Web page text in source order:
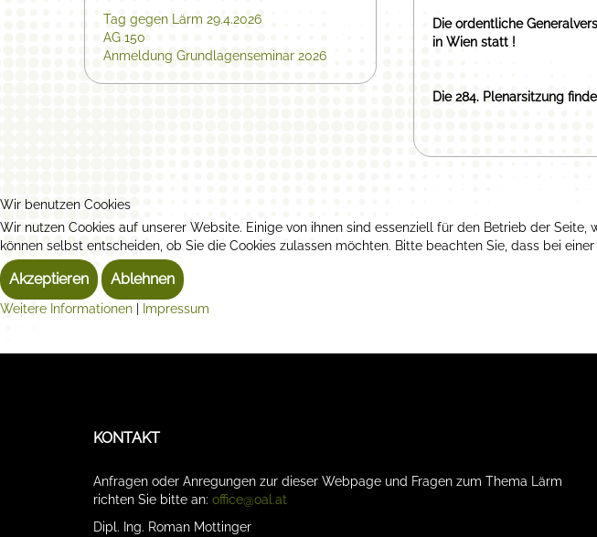
Tag gegen Lärm 29.4.2026
AG 150
Anmeldung Grundlagenseminar 2026
Die ordentliche
in Wien statt !
Die 284. Plenarsitzung
KONTAKT
Anfragen oder Anregungen zur dieser Webpage und Fragen zum Thema Lärm
richten Sie bitte an: office@oal.at
Dipl. Ing. Roman Mottinger
Wir benutzen Cookies
Wir nutzen Cookies auf unserer Website. Einige von ihnen sind essenziell für den Betrieb der
können selbst entscheiden, ob Sie die Cookies zulassen möchten. Bitte beachten Sie, dass bei
Akzeptieren Ablehnen
Weitere Informationen | Impressum